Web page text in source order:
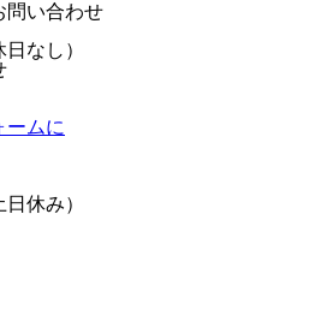
問い合わせ
なし）
ームに
休み）